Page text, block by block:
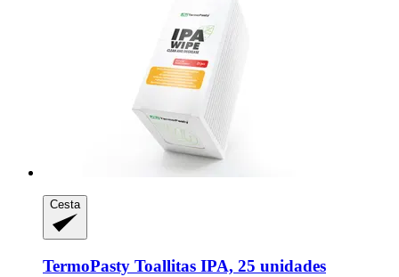
Cesta
TermoPasty Toallitas IPA, 25 unidades